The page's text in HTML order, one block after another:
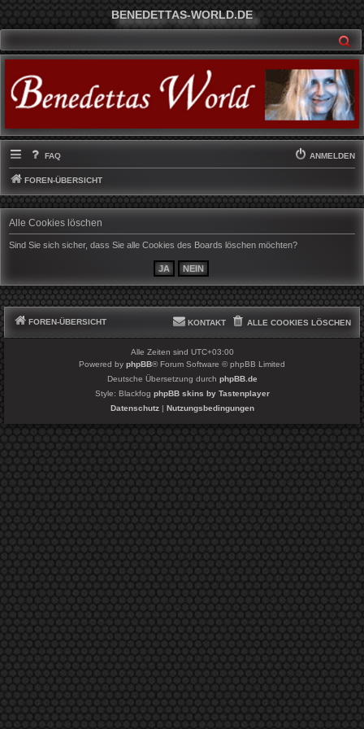
BENEDETTAS-WORLD.DE
FAQ ANMELDEN
FOREN-ÜBERSICHT
Alle Cookies löschen
Sind Sie sich sicher, dass Sie alle Cookies des Boards löschen möchten?
FOREN-ÜBERSICHT ALLE COOKIES LÖSCHEN
KONTAKT
Alle Zeiten sind UTC+03:00
Powered by phpBB® Forum Software © phpBB Limited
Deutsche Übersetzung durch phpBB.de
Style: Blackfog phpBB skins by Tastenplayer
Datenschutz| Nutzungsbedingungen